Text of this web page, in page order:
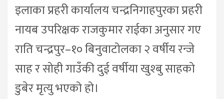
इलाका प्रहरी कार्यालय चन्द्रनिगाहपुरका प्रहरी
नायब उपरिक्षक राजकुमार राईका अनुसार गए
राति चन्द्रपुर–१० बिनुवाटोलका २ वर्षीय रन्जे
साह र सोही गाउँकी दुई वर्षीया खुश्बु साहको
डुबेर मृत्यु भएको हो।